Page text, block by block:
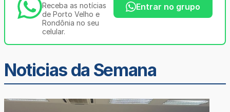
Receba as notícias
de Porto Velho e
Rondônia no seu
celular.
Entrar no grupo
Noticias da Semana